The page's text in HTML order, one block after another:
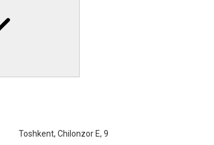
Toshkent, Chilonzor E, 9